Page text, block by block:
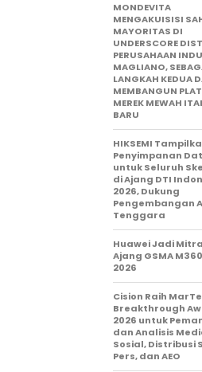
MONDEVITA
MENGAKUISISI
MAYORITAS DI
UNDERSCORE
PERUSAHAAN
MAGLIANO,
LANGKAH KEDUA
MEMBANGUN
MEREK MEWAH
BARU
HIKSEMI
Penyimpanan
untuk Seluruh
di Ajang DTI
2026, Dukung
Pengembangan
Tenggara
Huawei Jadi
Ajang GSMA M360
2026
Cision Raih
Breakthrough
2026 untuk
dan Analisis
Sosial, Distribusi
Pers, dan AEO